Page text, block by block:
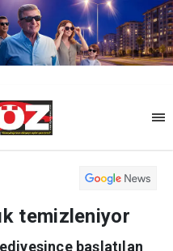
temizleniyor
başlatılan